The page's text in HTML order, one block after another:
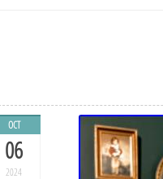
OCT
06
2024